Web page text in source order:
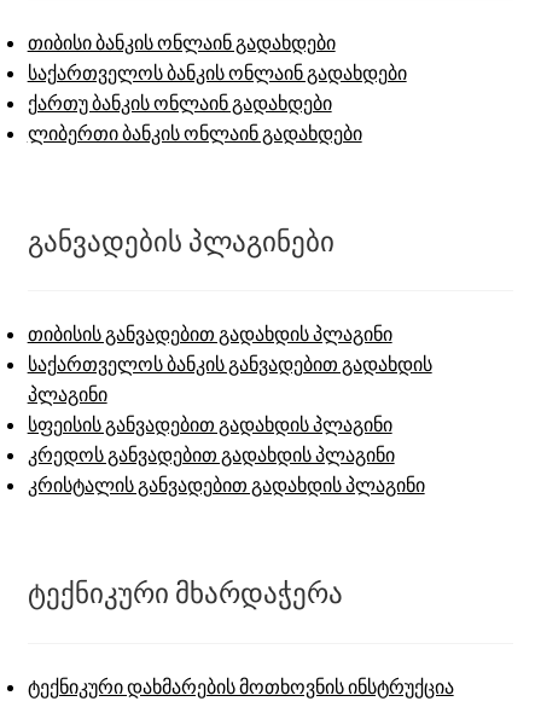
თიბისი ბანკის ონლაინ გადახდები
საქართველოს ბანკის ონლაინ გადახდები
ქართუ ბანკის ონლაინ გადახდები
ლიბერთი ბანკის ონლაინ გადახდები
განვადების პლაგინები
თიბისის განვადებით გადახდის პლაგინი
საქართველოს ბანკის განვადებით გადახდის
პლაგინი
სფეისის განვადებით გადახდის პლაგინი
კრედოს განვადებით გადახდის პლაგინი
კრისტალის განვადებით გადახდის პლაგინი
ტექნიკური მხარდაჭერა
ტექნიკური დახმარების მოთხოვნის ინსტრუქცია